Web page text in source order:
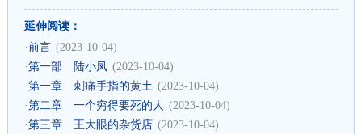
延伸阅读：
·前言 (2023-10-04)
·第一部 陆小凤 (2023-10-04)
·第一章 刺痛手指的黄土 (2023-10-04)
·第二章 一个穷得要死的人 (2023-10-04)
·第三章 王大眼的杂货店 (2023-10-04)